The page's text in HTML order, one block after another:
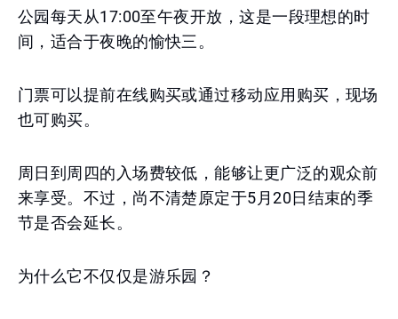
公园每天从17:00至午夜开放，这是一段理想的时
间，适合于夜晚的愉快三。
门票可以提前在线购买或通过移动应用购买，现场
也可购买。
周日到周四的入场费较低，能够让更广泛的观众前
来享受。不过，尚不清楚原定于5月20日结束的季
节是否会延长。
为什么它不仅仅是游乐园？